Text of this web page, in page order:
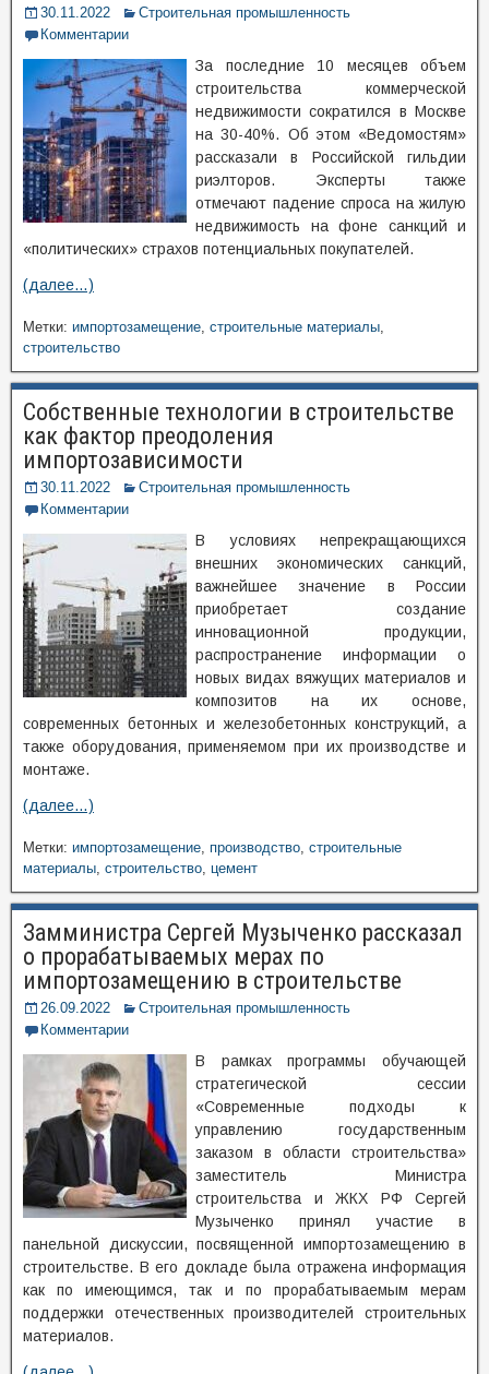
30.11.2022
Строительная промышленность
Комментарии
За последние 10 месяцев объем
строительства коммерческой
недвижимости сократился в Москве
на 30-40%. Об этом «Ведомостям»
рассказали в Российской гильдии
риэлторов. Эксперты также
отмечают падение спроса на жилую
недвижимость на фоне санкций и
«политических» страхов потенциальных покупателей.
(далее…)
Метки: импортозамещение, строительные материалы,
строительство
Собственные технологии в строительстве
как фактор преодоления
импортозависимости
30.11.2022
Строительная промышленность
Комментарии
В условиях непрекращающихся
внешних экономических санкций,
важнейшее значение в России
приобретает создание
инновационной продукции,
распространение информации о
новых видах вяжущих материалов и
композитов на их основе,
современных бетонных и железобетонных конструкций, а
также оборудования, применяемом при их производстве и
монтаже.
(далее…)
Метки: импортозамещение, производство, строительные
материалы, строительство, цемент
Замминистра Сергей Музыченко рассказал
о прорабатываемых мерах по
импортозамещению в строительстве
26.09.2022
Строительная промышленность
Комментарии
В рамках программы обучающей
стратегической сессии
«Современные подходы к
управлению государственным
заказом в области строительства»
заместитель Министра
строительства и ЖКХ РФ Сергей
Музыченко принял участие в
панельной дискуссии, посвященной импортозамещению в
строительстве. В его докладе была отражена информация
как по имеющимся, так и по прорабатываемым мерам
поддержки отечественных производителей строительных
материалов.